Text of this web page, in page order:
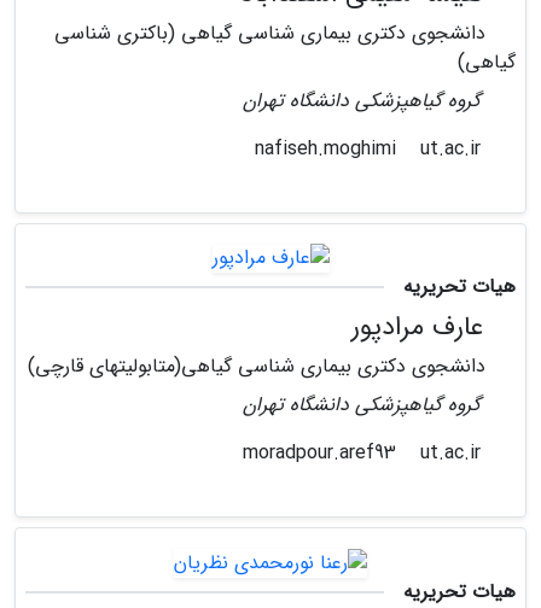
دانشجوی دکتری بیماری شناسی گیاهی (باکتری شناسی
گیاهی)
گروه گیاهپزشکی دانشگاه تهران
ut.ac.ir
هیات تحریریه
عارف مرادپور
دانشجوی دکتری بیماری شناسی گیاهی(متابولیتهای قارچی)
گروه گیاهپزشکی دانشگاه تهران
ut.ac.ir
هیات تحریریه